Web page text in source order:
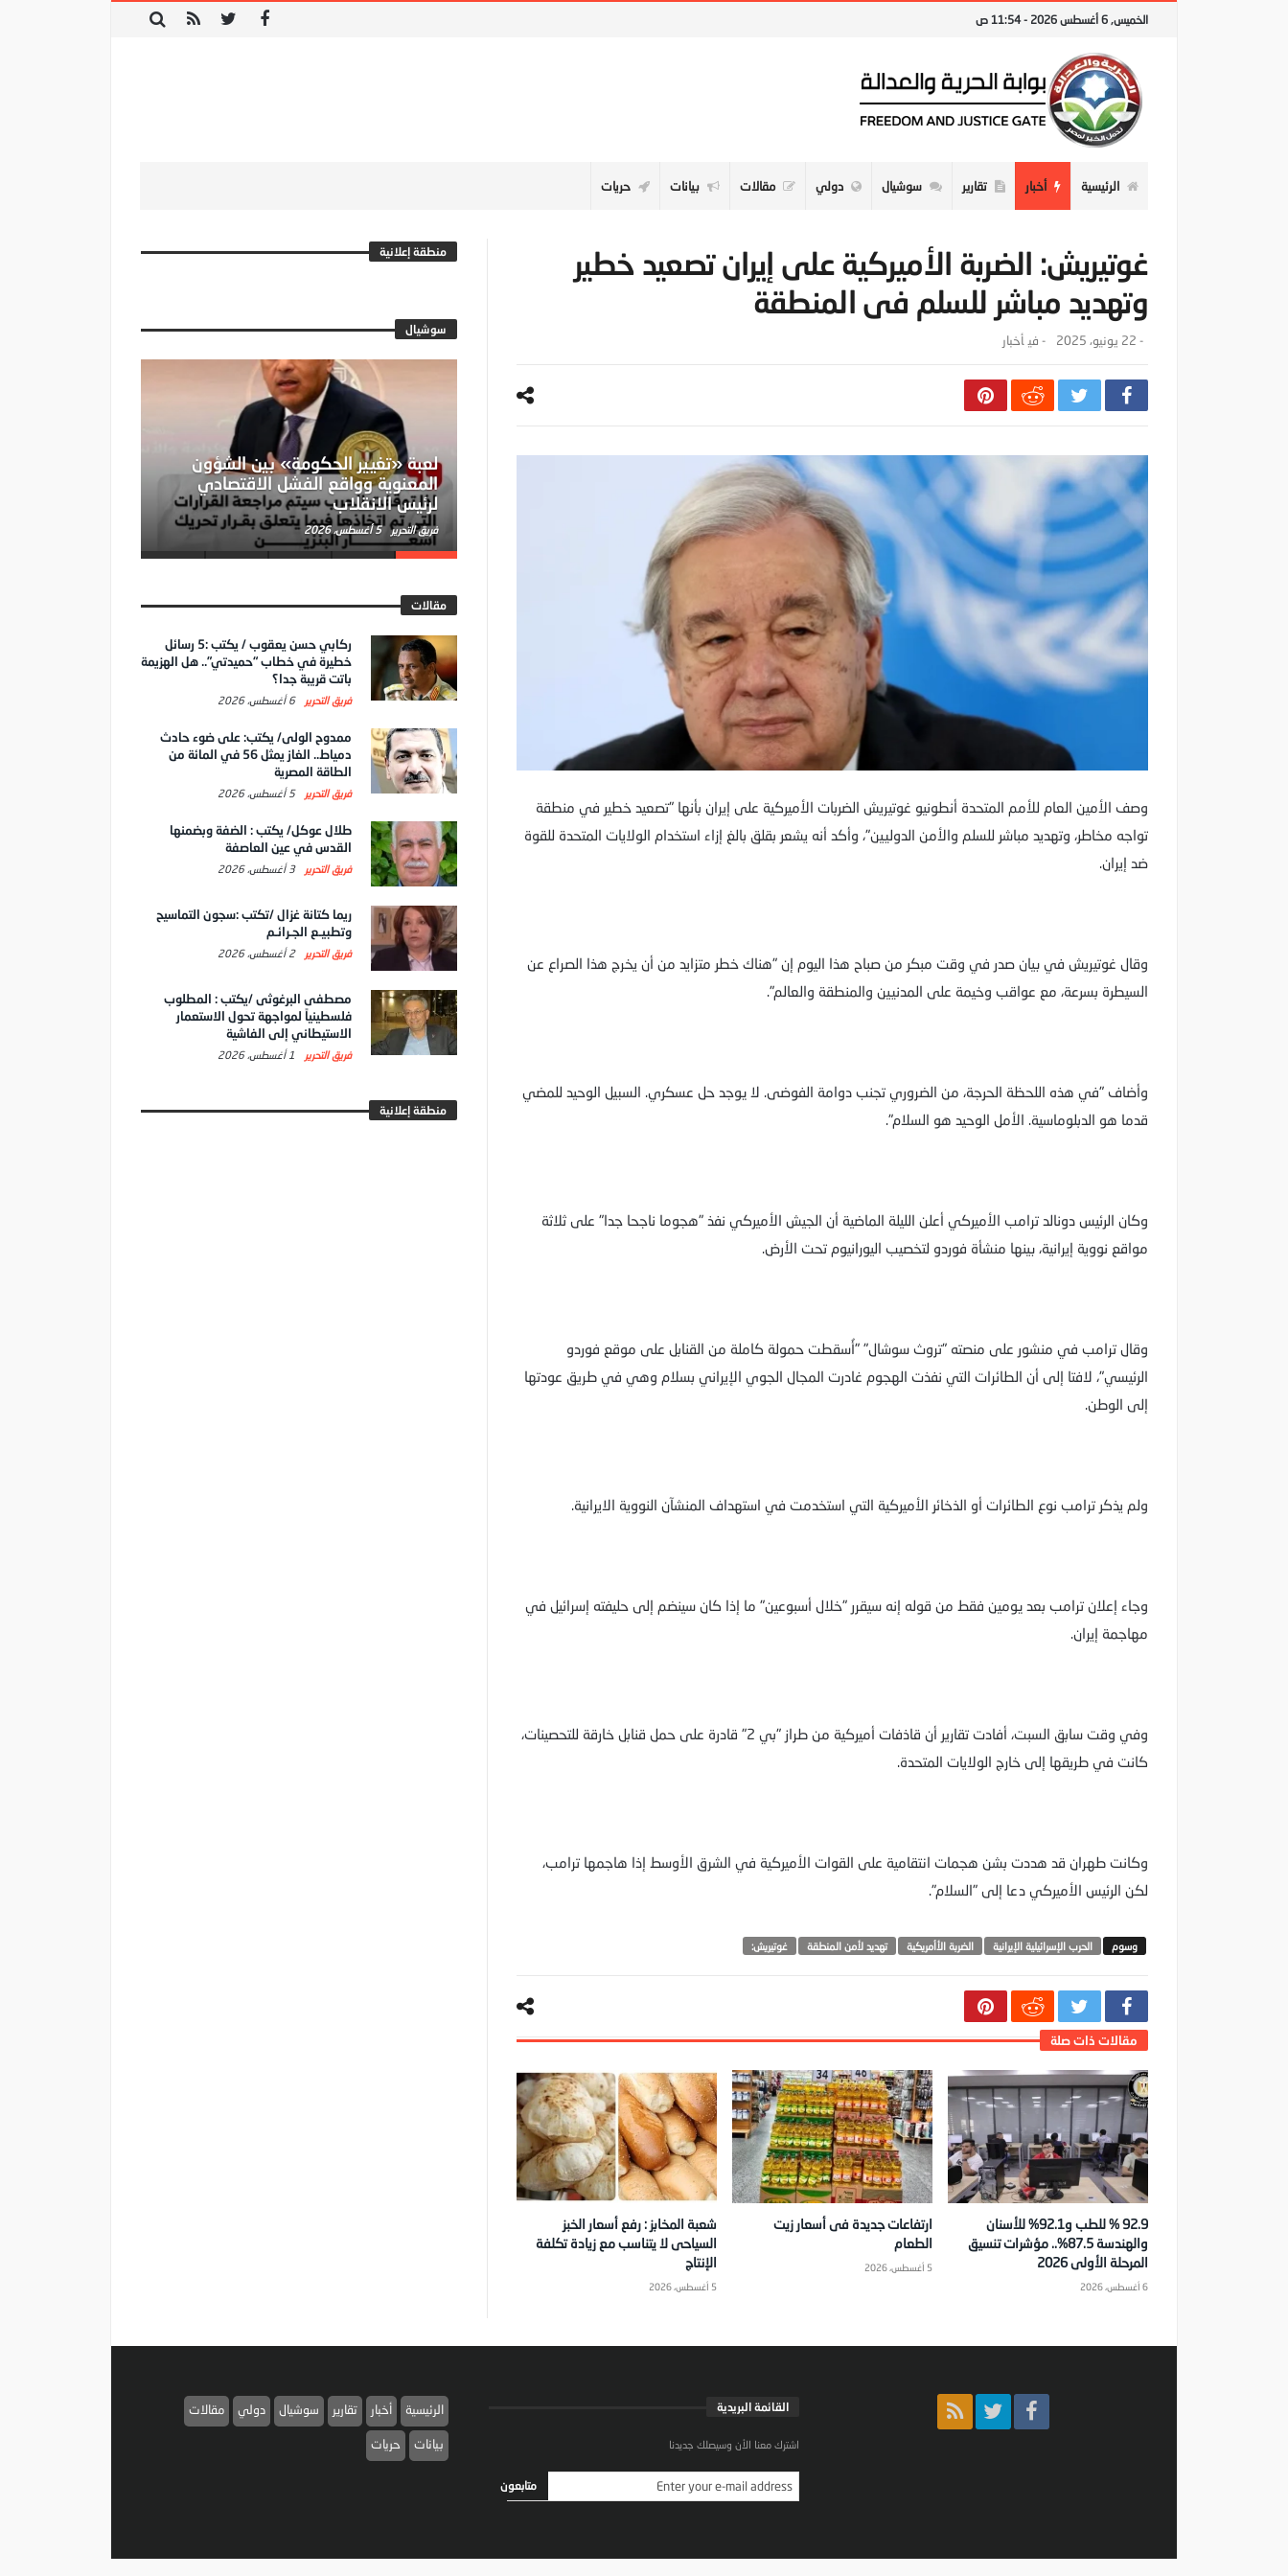
الخميس, 6 أغسطس 2026 - 11:54 ص
الرئيسية أخبار تقارير سوشيال دولي مقالات بيانات حريات
غوتيريش: الضربة الأميركية على إيران تصعيد خطير
وتهديد مباشر للسلم فى المنطقة
- 22 يونيو، 2025 - ‎في أخبار
وصف الأمين العام للأمم المتحدة أنطونيو غوتيريش الضربات الأميركية على إيران بأنها "تصعيد خطير في منطقة
تواجه مخاطر، وتهديد مباشر للسلم والأمن الدوليين"، وأكد أنه يشعر بقلق بالغ إزاء استخدام الولايات المتحدة للقوة
ضد إيران.
وقال غوتيريش في بيان صدر في وقت مبكر من صباح هذا اليوم إن "هناك خطر متزايد من أن يخرج هذا الصراع عن
السيطرة بسرعة، مع عواقب وخيمة على المدنيين والمنطقة والعالم".
وأضاف "في هذه اللحظة الحرجة، من الضروري تجنب دوامة الفوضى. لا يوجد حل عسكري. السبيل الوحيد للمضي
قدما هو الدبلوماسية. الأمل الوحيد هو السلام".
وكان الرئيس دونالد ترامب الأميركي أعلن الليلة الماضية أن الجيش الأميركي نفذ "هجوما ناجحا جدا" على ثلاثة
مواقع نووية إيرانية، بينها منشأة فوردو لتخصيب اليورانيوم تحت الأرض.
وقال ترامب في منشور على منصته "تروث سوشال" "أُسقطت حمولة كاملة من القنابل على موقع فوردو
الرئيسي"، لافتا إلى أن الطائرات التي نفذت الهجوم غادرت المجال الجوي الإيراني بسلام وهي في طريق عودتها
إلى الوطن.
ولم يذكر ترامب نوع الطائرات أو الذخائر الأميركية التي استخدمت في استهداف المنشآن النووية الايرانية.
وجاء إعلان ترامب بعد يومين فقط من قوله إنه سيقرر "خلال أسبوعين" ما إذا كان سينضم إلى حليفته إسرائيل في
مهاجمة إيران.
وفي وقت سابق السبت، أفادت تقارير أن قاذفات أميركية من طراز "بي 2" قادرة على حمل قنابل خارقة للتحصينات،
كانت في طريقها إلى خارج الولايات المتحدة.
وكانت طهران قد هددت بشن هجمات انتقامية على القوات الأميركية في الشرق الأوسط إذا هاجمها ترامب،
لكن الرئيس الأميركي دعا إلى "السلام".
الحرب الإسرائيلية الإيرانية الضربة الأأمريكية تهديد لأمن المنطقة غوتيريش:
92.9 % للطب و92.1% للأسنان
والهندسة 87.5%.. مؤشرات تنسيق
المرحلة الأولى 2026
6 أغسطس، 2026
ارتفاعات جديدة فى أسعار زيت
الطعام
5 أغسطس، 2026
شعبة المخابز : رفع أسعار الخبز
السياحى لا يتناسب مع زيادة تكلفة
الإنتاج
5 أغسطس، 2026
منطقة إعلانية
سوشيال
لعبة «تغيير الحكومة» بين الشؤون
المعنوية وواقع الفشل الاقتصادي
لرئيس الانقلاب
فريق التحرير 5 أغسطس، 2026
مقالات
ركابي حسن يعقوب / يكتب :5 رسائل
خطيرة في خطاب “حميدتي”.. هل الهزيمة
باتت قريبة جدا؟
فريق التحرير 6 أغسطس، 2026
ممدوح الولى/ يكتب: على ضوء حادث
دمياط.. الغاز يمثل 56 في المائة من
الطاقة المصرية
فريق التحرير 5 أغسطس، 2026
طلال عوكل/ يكتب : الضفة وبضمنها
القدس في عين العاصفة
فريق التحرير 3 أغسطس، 2026
ريما كتانة غزال /تكتب :سجون التماسيح
وتطبيـع الجـرائـم
فريق التحرير 2 أغسطس، 2026
مصطفى البرغوثى /يكتب : المطلوب
فلسطينياً لمواجهة تحول الاستعمار
الاستيطاني إلى الفاشية
فريق التحرير 1 أغسطس، 2026
منطقة إعلانية
القائمة البريدية
اشترك معنا الأن وسيصلك جديدنا
الرئيسية أخبار تقارير سوشيال دولي مقالات
بيانات حريات